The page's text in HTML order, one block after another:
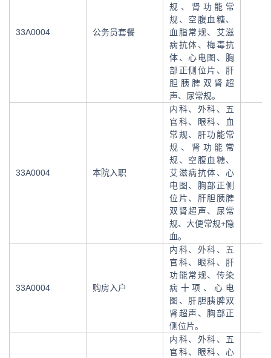
33A0004 公务员套餐
规、肾功能常
规、空腹血糖、
血脂常规、艾滋
病抗体、梅毒抗
体、心电图、胸
部正侧位片、肝
胆胰脾双肾超
声、尿常规。
33A0004 本院入职
内科、外科、五
官科、眼科、血
常规、肝功能常
规、肾功能常
规、空腹血糖、
艾滋病抗体、心
电图、胸部正侧
位片、肝胆胰脾
双肾超声、尿常
规、大便常规+隐
血。
33A0004 购房入户
内科、外科、五
官科、眼科、肝
功能常规、传染
病十项、心电
图、肝胆胰脾双
肾超声、胸部正
侧位片。
内科、外科、五
官科、眼科、心